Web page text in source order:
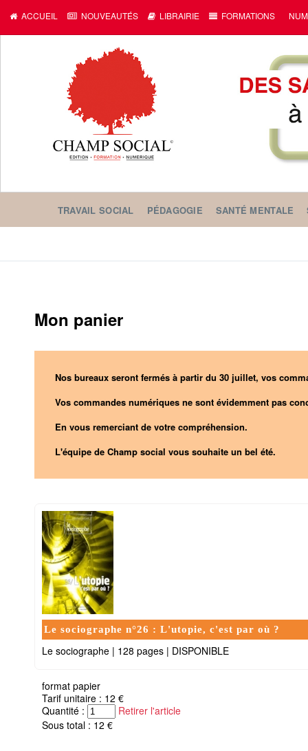
ACCUEIL NOUVEAUTÉS LIBRAIRIE FORMATIONS
TRAVAIL SOCIAL PÉDAGOGIE SANTÉ MENTALE
Mon panier
Nos bureaux seront fermés à partir du 30 juillet, vos
Vos commandes numériques ne sont évidemment pas
En vous remerciant de votre compréhension.
L'équipe de Champ social vous souhaite un bel été.
Le sociographe n°26 : L'utopie, c'est par où ?
Le sociographe | 128 pages | DISPONIBLE
format papier
Tarif unitaire : 12 €
Quantité :
Retirer l'article
Sous total : 12 €